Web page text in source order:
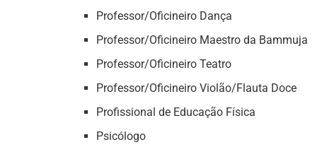
Professor/Oficineiro Dança
Professor/Oficineiro Maestro da Bammuja
Professor/Oficineiro Teatro
Professor/Oficineiro Violão/Flauta Doce
Profissional de Educação Física
Psicólogo